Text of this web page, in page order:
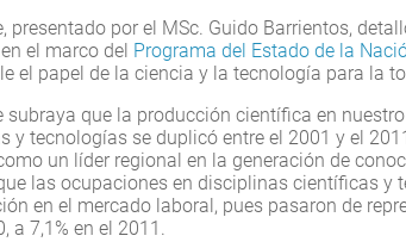
presentado por el MSc. Guido Barrientos,
el marco del Programa del Estado de la
el papel de la ciencia y la tecnología para la
subraya que la producción científica en
y tecnologías se duplicó entre el 2001 y el
un líder regional en la generación de
las ocupaciones en disciplinas científicas y
en el mercado laboral, pues pasaron de
a 7,1% en el 2011.